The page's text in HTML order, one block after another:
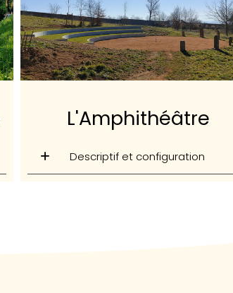
L'Amphithéâtre
Descriptif et configuration